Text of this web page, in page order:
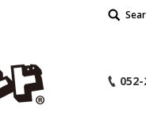
Search: